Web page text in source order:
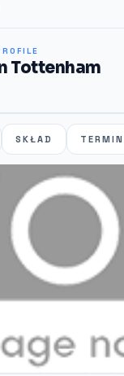
Tottenham
SKŁAD